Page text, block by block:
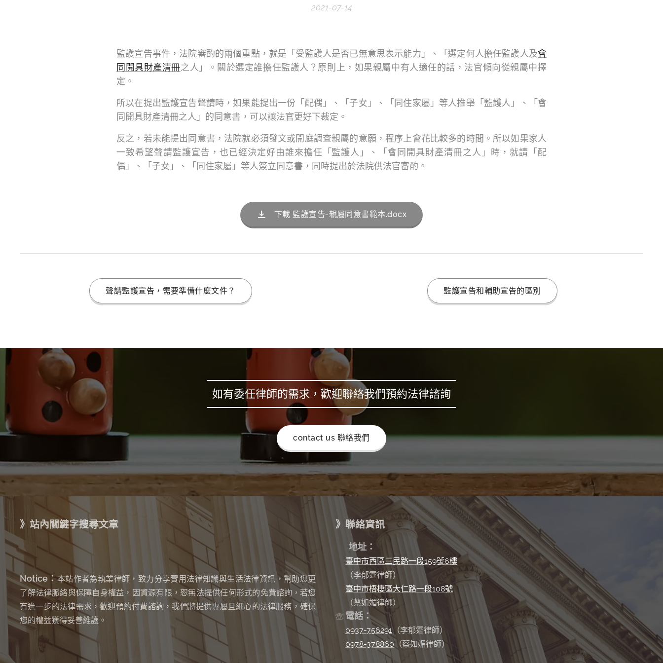
2021-07-14
監護宣告事件，法院審酌的兩個重點，就是「受監護人是否已無意思表示能力」、「選定何人擔任監護人及會
同開具財產清冊之人」。關於選定誰擔任監護人？原則上，如果親屬中有人適任的話，法官傾向從親屬中擇
定。
所以在提出監護宣告聲請時，如果能提出一份「配偶」、「子女」、「同住家屬」等人推舉「監護人」、「會
同開具財產清冊之人」的同意書，可以讓法官更好下裁定。
反之，若未能提出同意書，法院就必須發文或開庭調查親屬的意願，程序上會花比較多的時間。所以如果家人
一致希望聲請監護宣告，也已經決定好由誰來擔任「監護人」、「會同開具財產清冊之人」時，就請「配
偶」、「子女」、「同住家屬」等人簽立同意書，同時提出於法院供法官審酌。
下載 監護宣告-親屬同意書範本.docx
聲請監護宣告，需要準備什麼文件？ 監護宣告和輔助宣告的區別
如有委任律師的需求，歡迎聯絡我們預約法律諮詢
contact us 聯絡我們
》站內關鍵字搜尋文章
Notice：本站作者為執業律師，致力分享實用法律知識與生活法律資訊，幫助您更
了解法律脈絡與保障自身權益，因資源有限，恕無法提供任何形式的免費諮詢 ， 若您
有進一步的法律需求，歡迎預約付費諮詢，我們將提供專屬且細心的法律服務，確保
您的權益獲得妥善維護。
》聯絡資訊
✉地址：
臺中市西區三民路一段159號6樓
（李郁霆律師）
臺中市梧棲區大仁路一段108號
（蔡如媚律師）
☏ 電話：
0937-756291（李郁霆律師）
0978-378860（蔡如媚律師）